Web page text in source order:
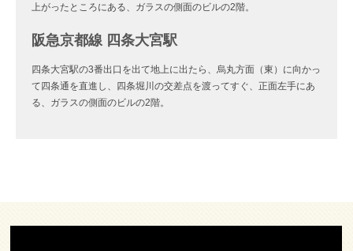
上がったところにある、ガラスの側面のビルの2階。
阪急京都線 四条大宮駅
四条大宮駅の3番出口を出て地上に出たら、烏丸方面（東）に向かっ
て四条通を直進し、四条堀川の交差点を渡ってすぐ、正面左手にあ
る、ガラスの側面のビルの2階。